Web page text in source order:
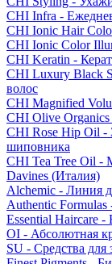
CHI Infra -
CHI Ionic Hair
CHI Ionic Color
CHI Keratin -
CHI Luxury Black
волос
CHI Magnified
CHI Olive Organics
CHI Rose Hip Oil -
шиповника
CHI Tea Tree Oil -
Davines (Италия)
Alchemic - Линия
Authentic Formulas
Essential Haircare
OI - Абсолютная
SU - Средства